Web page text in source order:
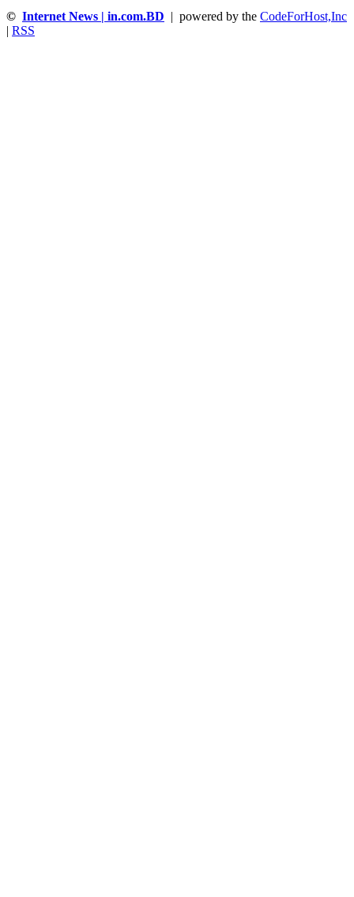
© Internet News | in.com.BD | powered by the CodeForHost,Inc
RSS